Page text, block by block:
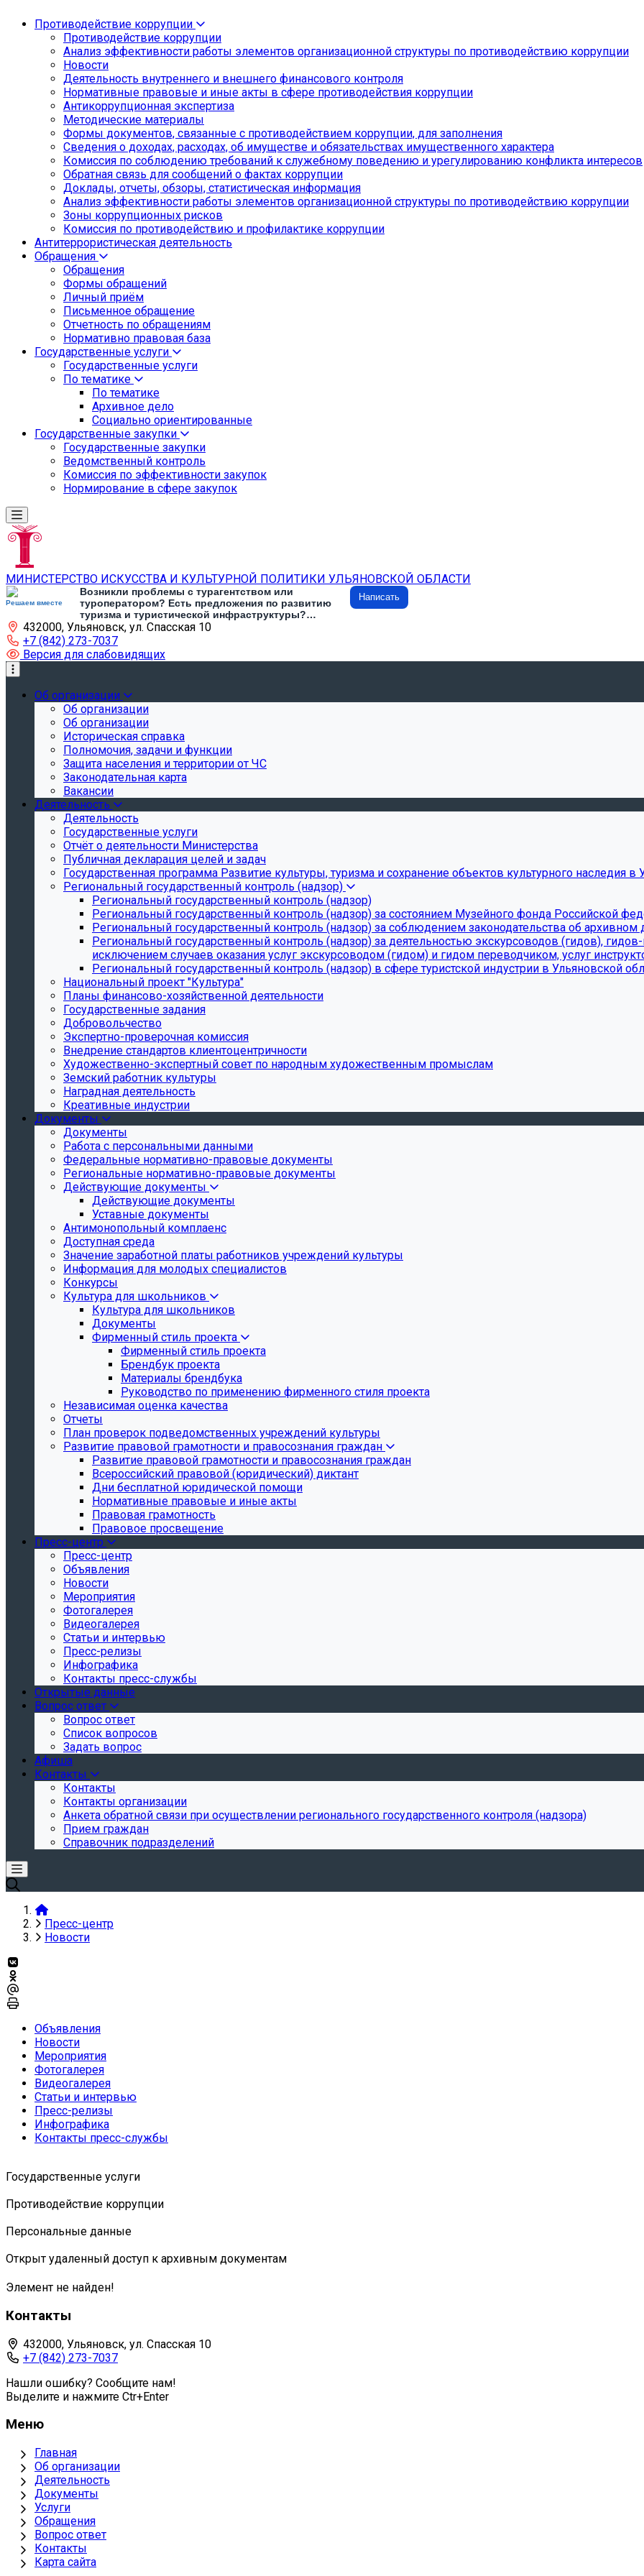
Противодействие коррупции
Противодействие коррупции
Анализ эффективности работы элементов организационной структуры по противодействию коррупции
Новости
Деятельность внутреннего и внешнего финансового контроля
Нормативные правовые и иные акты в сфере противодействия коррупции
Антикоррупционная экспертиза
Методические материалы
Формы документов, связанные с противодействием коррупции, для заполнения
Сведения о доходах, расходах, об имуществе и обязательствах имущественного характера
Комиссия по соблюдению требований к служебному поведению и урегулированию конфликта интересов
Обратная связь для сообщений о фактах коррупции
Доклады, отчеты, обзоры, статистическая информация
Анализ эффективности работы элементов организационной структуры по противодействию коррупции
Зоны коррупционных рисков
Комиссия по противодействию и профилактике коррупции
Антитеррористическая деятельность
Обращения
Обращения
Формы обращений
Личный приём
Письменное обращение
Отчетность по обращениям
Нормативно правовая база
Государственные услуги
Государственные услуги
По тематике
По тематике
Архивное дело
Социально ориентированные
Государственные закупки
Государственные закупки
Ведомственный контроль
Комиссия по эффективности закупок
Нормирование в сфере закупок
МИНИСТЕРСТВО ИСКУССТВА И КУЛЬТУРНОЙ ПОЛИТИКИ УЛЬЯНОВСКОЙ ОБЛАСТИ
Решаем вместе
Возникли проблемы с турагентством или
туроператором? Есть предложения по развитию
туризма и туристической инфраструктуры?
Напишите об этом
Написать
432000, Ульяновск, ул. Спасская 10
+7 (842) 273-7037
Версия для слабовидящих
Об организации
Об организации
Об организации
Историческая справка
Полномочия, задачи и функции
Защита населения и территории от ЧС
Законодательная карта
Вакансии
Деятельность
Деятельность
Государственные услуги
Отчёт о деятельности Министерства
Публичная декларация целей и задач
Государственная программа Развитие культуры, туризма и сохранение объектов культурного наследия в
Региональный государственный контроль (надзор)
Региональный государственный контроль (надзор)
Региональный государственный контроль (надзор) за состоянием Музейного фонда Российской
Региональный государственный контроль (надзор) за соблюдением законодательства об архивном
Региональный государственный контроль (надзор) за деятельностью экскурсоводов (гидов),
исключением случаев оказания услуг экскурсоводом (гидом) и гидом переводчиком, услуг
Региональный государственный контроль (надзор) в сфере туристской индустрии в Ульяновской
Национальный проект "Культура"
Планы финансово-хозяйственной деятельности
Государственные задания
Добровольчество
Экспертно-проверочная комиссия
Внедрение стандартов клиентоцентричности
Художественно-экспертный совет по народным художественным промыслам
Земский работник культуры
Наградная деятельность
Креативные индустрии
Документы
Документы
Работа с персональными данными
Федеральные нормативно-правовые документы
Региональные нормативно-правовые документы
Действующие документы
Действующие документы
Уставные документы
Антимонопольный комплаенс
Доступная среда
Значение заработной платы работников учреждений культуры
Информация для молодых специалистов
Конкурсы
Культура для школьников
Культура для школьников
Документы
Фирменный стиль проекта
Фирменный стиль проекта
Брендбук проекта
Материалы брендбука
Руководство по применению фирменного стиля проекта
Независимая оценка качества
Отчеты
План проверок подведомственных учреждений культуры
Развитие правовой грамотности и правосознания граждан
Развитие правовой грамотности и правосознания граждан
Всероссийский правовой (юридический) диктант
Дни бесплатной юридической помощи
Нормативные правовые и иные акты
Правовая грамотность
Правовое просвещение
Пресс-центр
Пресс-центр
Объявления
Новости
Мероприятия
Фотогалерея
Видеогалерея
Статьи и интервью
Пресс-релизы
Инфографика
Контакты пресс-службы
Открытые данные
Вопрос ответ
Вопрос ответ
Список вопросов
Задать вопрос
Афиша
Контакты
Контакты
Контакты организации
Анкета обратной связи при осуществлении регионального государственного контроля (надзора)
Прием граждан
Справочник подразделений
Пресс-центр
Новости
Объявления
Новости
Мероприятия
Фотогалерея
Видеогалерея
Статьи и интервью
Пресс-релизы
Инфографика
Контакты пресс-службы
Государственные услуги
Противодействие коррупции
Персональные данные
Открыт удаленный доступ к архивным документам
Элемент не найден!
Контакты
432000, Ульяновск, ул. Спасская 10
+7 (842) 273-7037
Нашли ошибку? Сообщите нам!
Выделите и нажмите Ctr+Enter
Меню
Главная
Об организации
Деятельность
Документы
Услуги
Обращения
Вопрос ответ
Контакты
Карта сайта